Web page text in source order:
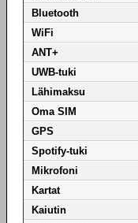
Bluetooth
WiFi
ANT+
UWB-tuki
Lähimaksu
Oma SIM
GPS
Spotify-tuki
Mikrofoni
Kartat
Kaiutin